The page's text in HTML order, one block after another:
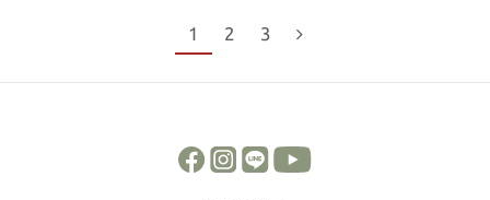
1 2 3